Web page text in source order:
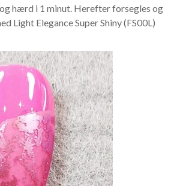
hærd i 1 minut. Herefter forsegles og
Light Elegance Super Shiny (FS00L)